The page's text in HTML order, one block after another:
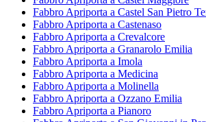
Fabbro Apriporta a Castel San Pietro
Fabbro Apriporta a Castenaso
Fabbro Apriporta a Crevalcore
Fabbro Apriporta a Granarolo Emilia
Fabbro Apriporta a Imola
Fabbro Apriporta a Medicina
Fabbro Apriporta a Molinella
Fabbro Apriporta a Ozzano Emilia
Fabbro Apriporta a Pianoro